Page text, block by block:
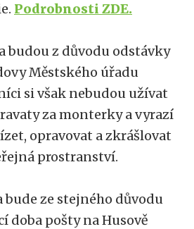
Podrobnosti ZDE.
budou z důvodu odstávky
Městského úřadu
si však nebudou užívat
za monterky a vyrazí
opravovat a zkrášlovat
prostranství.
bude ze stejného důvodu
doba pošty na Husově